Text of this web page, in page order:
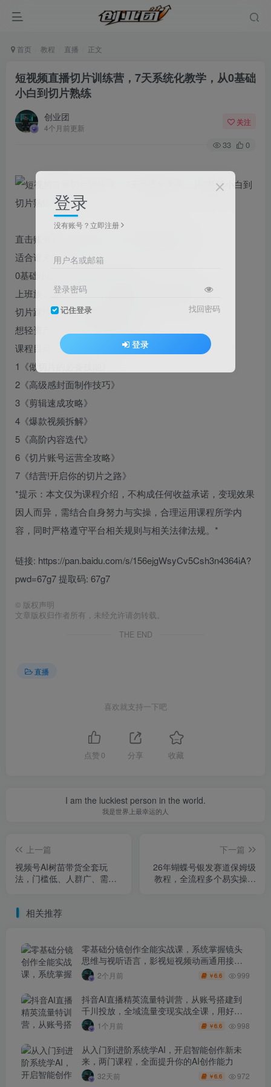
首页 教程 直播 正文
短视频直播切片训练营，7天系统化教学，从0基础
小白到切片熟练
创业团
4个月前更新
关注
33 0
直击账号起号、剪辑、运营、变现核心痛点
适合谁来学？
0基础小白，想免费学切片变现
上班族、宝妈、学生，想利用碎片时间搞副业
切片踩坑者，想找专业指导避坑
想轻资产创业，低风险賺钱的人
课程目录
1《做切片的必备技能》
2《高级感封面制作技巧》
3《剪辑速成攻略》
4《爆款视频拆解》
5《高阶内容迭代》
6《切片账号运营全攻略》
7《结营!开启你的切片之路》
*提示：本文仅为课程介绍，不构成任何收益承诺，变现效果
因人而异，需结合自身努力与实操，合理运用课程所学内
容，同时严格遵守平台相关规则与相关法律法规。*
链接: https://pan.baidu.com/s/156ejgWsyCv5Csh3n4364iA?
pwd=67g7 提取码: 67g7
© 版权声明
文章版权归作者所有，未经允许请勿转载。
THE END
直播
喜欢就支持一下吧
点赞 0 分享 收藏
I am the luckiest person in the world.
我是世界上最幸运的人
上一篇
视频号AI树苗带货全套玩
法，门槛低、人群广、需求
下一篇
26年蝴蝶号银发赛道保姆级
教程，全流程多个易实操玩
相关推荐
零基础分镜创作全能实战课，系统掌握镜头
思维与视听语言，影视短视频动画通用接单
技能2个月前 ￥6.6 999
抖音AI直播精英流量特训营，从账号搭建到
千川投放，全域流量变现实战全课，用好工
具让賺钱更简单
1个月前 ￥6.6 998
从入门到进阶系统学AI，开启智能创作新未
来，两门课程，全面提升你的AI创作能力
32天前 ￥6.6 972
登录
没有账号？立即注册
用户名或邮箱
登录密码
记住登录 找回密码
登录